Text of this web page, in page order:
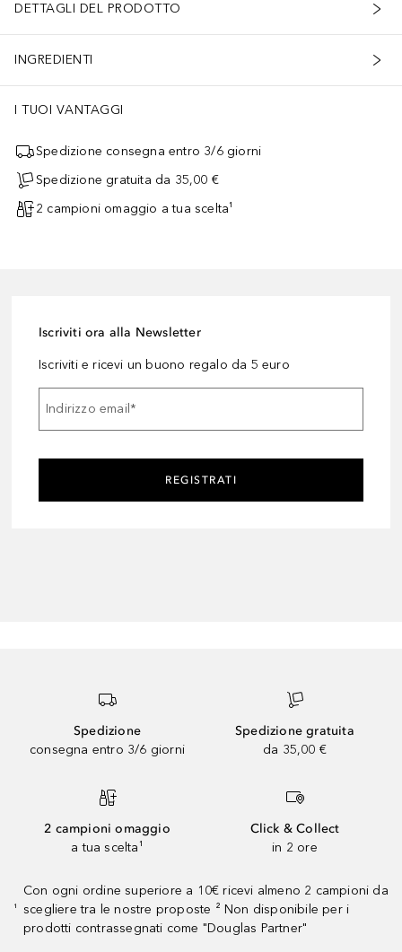
DETTAGLI DEL PRODOTTO
INGREDIENTI
I TUOI VANTAGGI
Spedizione consegna entro 3/6 giorni
Spedizione gratuita da 35,00 €
2 campioni omaggio a tua scelta¹
Iscriviti ora alla Newsletter
Iscriviti e ricevi un buono regalo da 5 euro
Indirizzo email*
REGISTRATI
Spedizione
consegna entro 3/6 giorni
Spedizione gratuita
da 35,00 €
2 campioni omaggio
a tua scelta¹
Click & Collect
in 2 ore
¹
Con ogni ordine superiore a 10€ ricevi almeno 2 campioni da
scegliere tra le nostre proposte ² Non disponibile per i
prodotti contrassegnati come "Douglas Partner"